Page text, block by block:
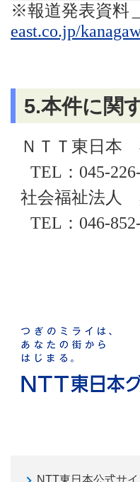
※報道発表資料＿
east.co.jp/
5.本件に関
ＮＴＴ東日
TEL ：045-
社会福祉法人
TEL ： 046-
NTT東日本公式サイ